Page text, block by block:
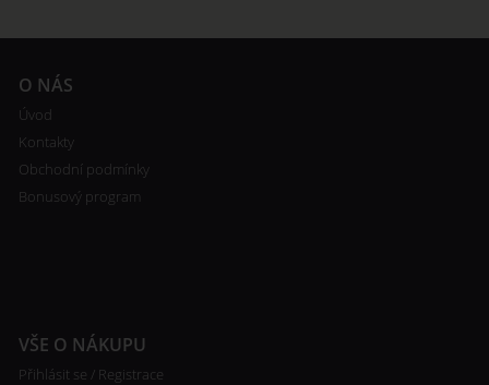
O NÁS
Úvod
Kontakty
Obchodní podmínky
Bonusový program
VŠE O NÁKUPU
Přihlásit se / Registrace